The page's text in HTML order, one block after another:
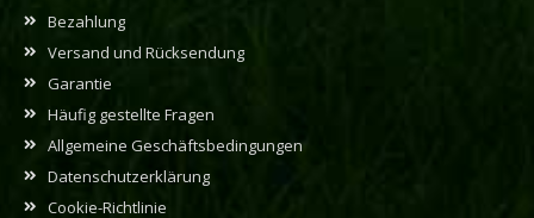
Bezahlung
Versand und Rücksendung
Garantie
Häufig gestellte Fragen
Allgemeine Geschäftsbedingungen
Datenschutzerklärung
Cookie-Richtlinie